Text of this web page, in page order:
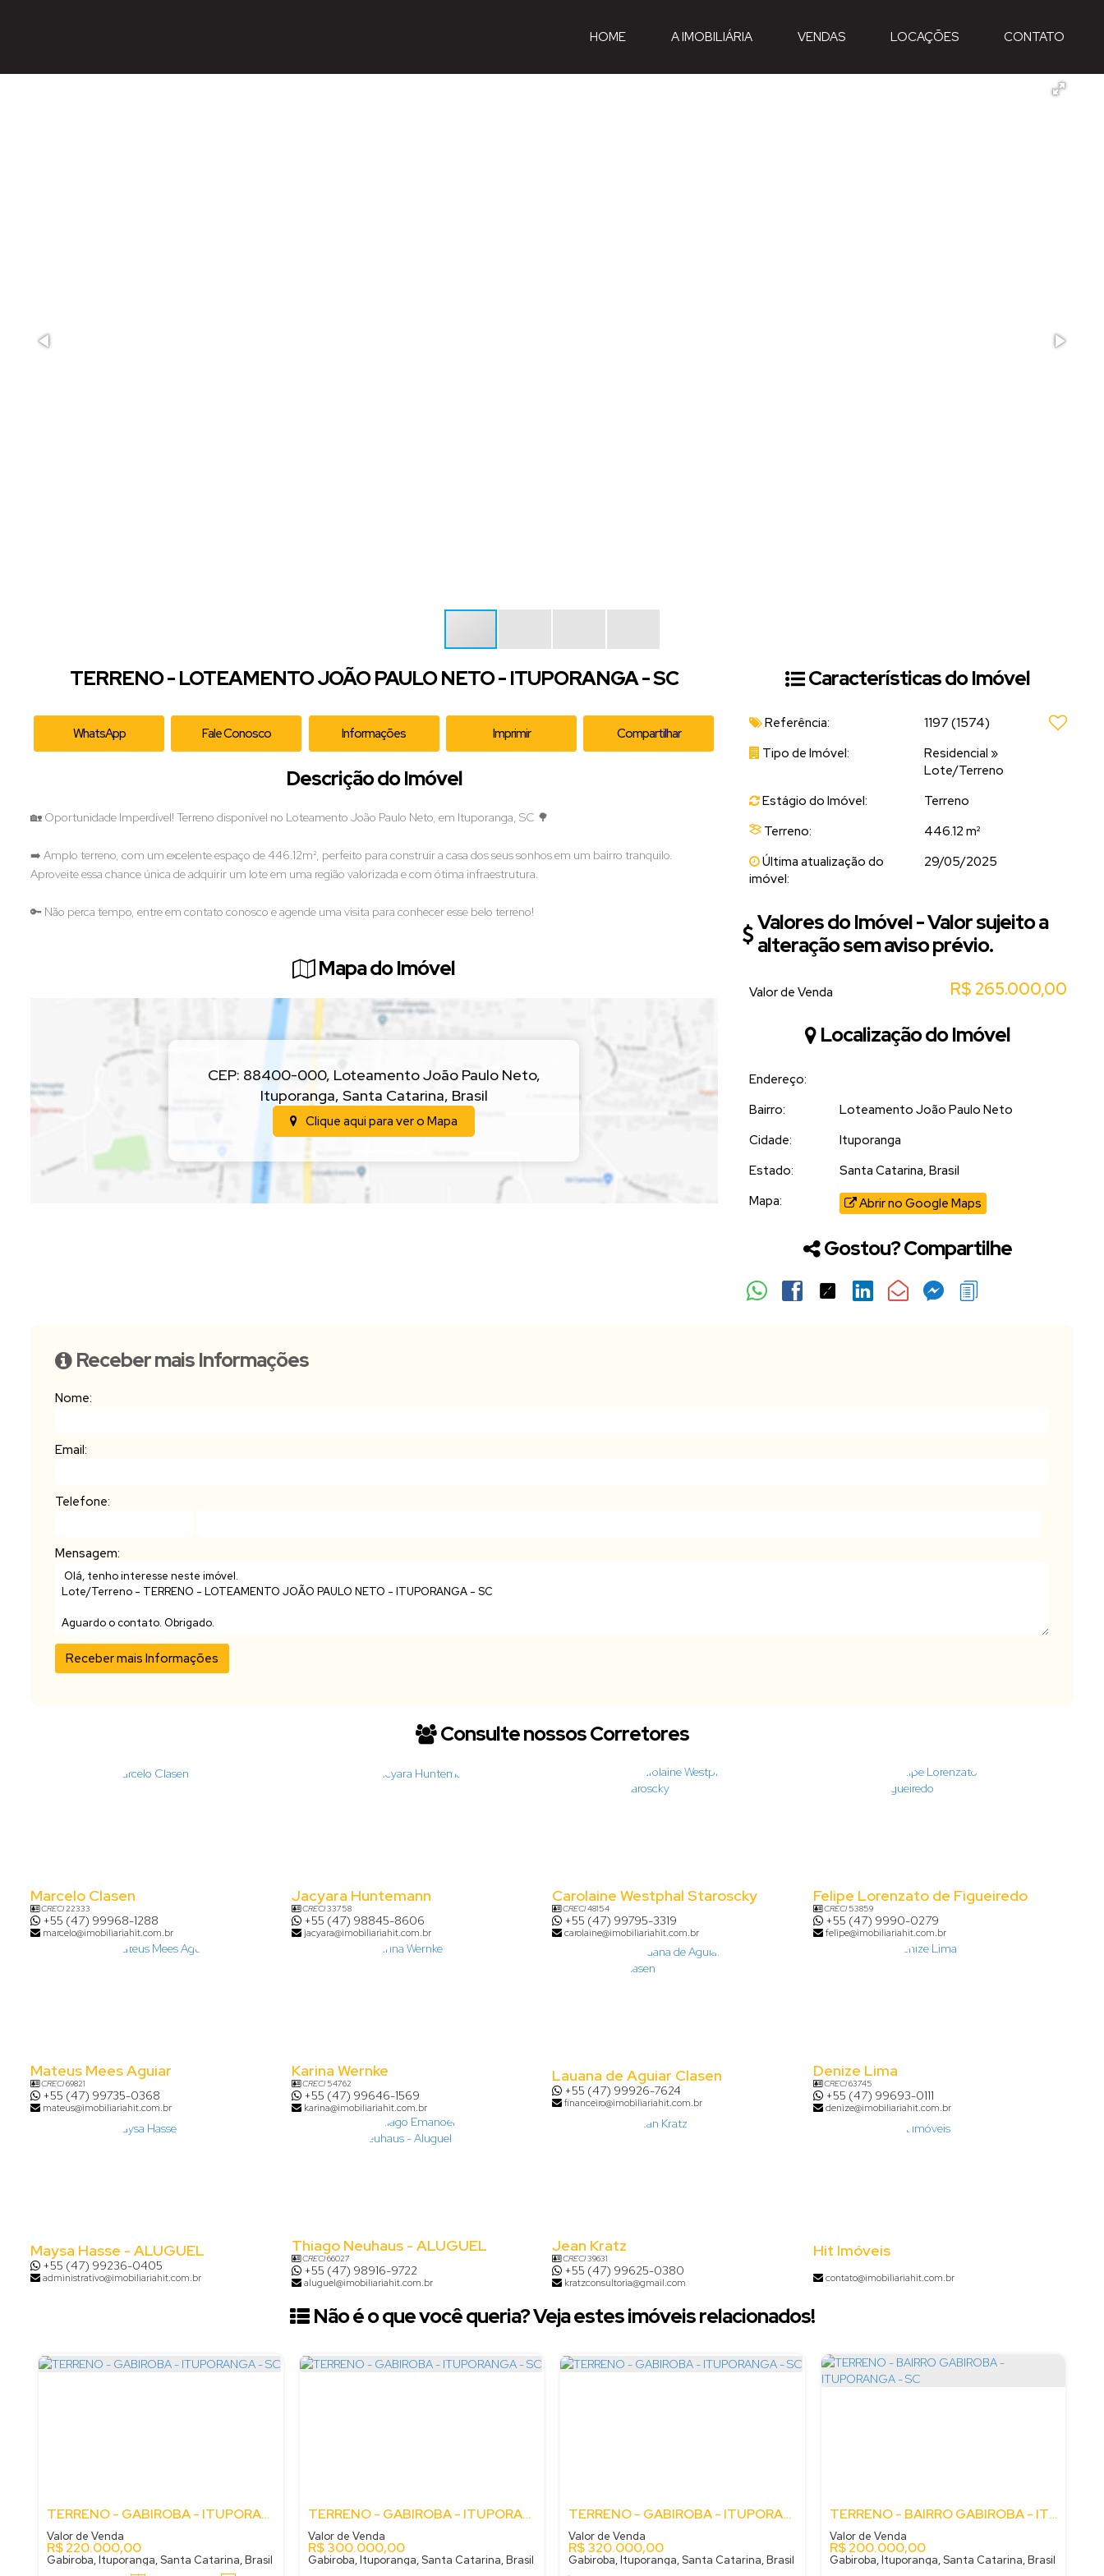
CONTATO
LOCAÇÕES
VENDAS
A IMOBILIÁRIA
HOME
TERRENO - LOTEAMENTO JOÃO PAULO NETO - ITUPORANGA - SC
WhatsApp Fale Conosco Informações Imprimir Compartilhar
Descrição do Imóvel
🏡 Oportunidade Imperdível! Terreno disponível no Loteamento João Paulo Neto, em Ituporanga, SC 🌳
➡️ Amplo terreno, com um excelente espaço de 446.12m², perfeito para construir a casa dos seus sonhos em um bairro tranquilo.
Aproveite essa chance única de adquirir um lote em uma região valorizada e com ótima infraestrutura.
🔑 Não perca tempo, entre em contato conosco e agende uma visita para conhecer esse belo terreno!
Mapa do Imóvel
CEP: 88400-000, Loteamento João Paulo Neto,
Ituporanga, Santa Catarina, Brasil
Clique aqui para ver o Mapa
Características do Imóvel
Referência: 1197 (1574)
Tipo de Imóvel:
Residencial »
Lote/Terreno
Estágio do Imóvel:
Terreno
Terreno:
446.12 m²
Última atualização do
imóvel:
29/05/2025
Valores do Imóvel - Valor sujeito a
alteração sem aviso prévio.
R$ 265.000,00
Valor de Venda
Localização do Imóvel
Endereço:
Bairro:
Loteamento João Paulo Neto
Cidade:
Ituporanga
Estado:
Santa Catarina, Brasil
Mapa:
Abrir no Google Maps
Gostou? Compartilhe
Receber mais Informações
Nome:
Email:
Telefone:
Mensagem:
Consulte nossos Corretores
Marcelo Clasen
CRECI22333
+55 (47) 99968-1288
marcelo@imobiliariahit.com.br
Jacyara Huntemann
CRECI33758
+55 (47) 98845-8606
jacyara@imobiliariahit.com.br
Carolaine Westphal Staroscky
CRECI48154
+55 (47) 99795-3319
carolaine@imobiliariahit.com.br
Felipe Lorenzato de Figueiredo
CRECI53859
+55 (47) 9990-0279
felipe@imobiliariahit.com.br
Mateus Mees Aguiar
CRECI69821
+55 (47) 99735-0368
mateus@imobiliariahit.com.br
Karina Wernke
CRECI54762
+55 (47) 99646-1569
karina@imobiliariahit.com.br
Lauana de Aguiar Clasen
+55 (47) 99926-7624
financeiro@imobiliariahit.com.br
Denize Lima
CRECI63745
+55 (47) 99693-0111
denize@imobiliariahit.com.br
Maysa Hasse - ALUGUEL
+55 (47) 99236-0405
administrativo@imobiliariahit.com.br
Thiago Neuhaus - ALUGUEL
CRECI66027
+55 (47) 98916-9722
aluguel@imobiliariahit.com.br
Jean Kratz
CRECI39631
+55 (47) 99625-0380
kratzconsultoria@gmail.com
Hit Imóveis
contato@imobiliariahit.com.br
Não é o que você queria? Veja estes imóveis relacionados!
TERRENO - GABIROBA - ITUPORANGA - SC
R$220.000,00
Valor de Venda
Gabiroba, Ituporanga, Santa Catarina, Brasil
TERRENO - GABIROBA - ITUPORANGA - SC
R$300.000,00
Valor de Venda
Gabiroba, Ituporanga, Santa Catarina, Brasil
TERRENO - GABIROBA - ITUPORANGA - SC
R$320.000,00
Valor de Venda
Gabiroba, Ituporanga, Santa Catarina, Brasil
TERRENO - BAIRRO GABIROBA - ITUPORANGA - SC
R$200.000,00
Valor de Venda
Gabiroba, Ituporanga, Santa Catarina, Brasil